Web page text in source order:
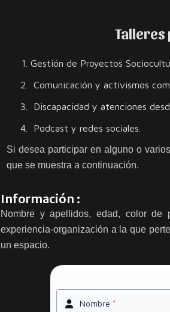
Talleres
Gestión de Proyectos
Comunicación y activismos
Discapacidad y atenciones
Podcast y redes sociales.
Si desea participar en alguno o
que se muestra a continuación.
Información :
Nombre y apellidos, edad, color de
experiencia-organización a la que
un espacio.
Nombre *